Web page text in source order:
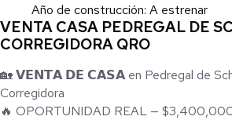
Año de construcción: A estrenar
VENTA CASA PEDREGAL DE
CORREGIDORA QRO
🏡 𝗩𝗘𝗡𝗧𝗔 𝗗𝗘 𝗖𝗔𝗦𝗔 en Pedregal de
Corregidora
🔥 OPORTUNIDAD REAL —